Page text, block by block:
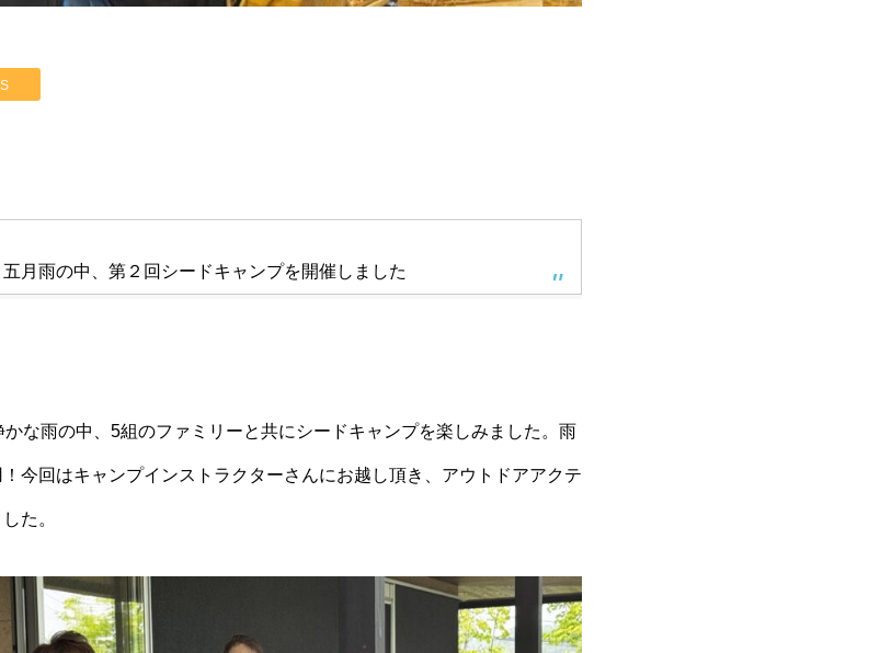
月雨の中、第２回シードキャンプを開催しました
な雨の中、5組のファミリーと共にシードキャンプを楽しみました。雨
今回はキャンプインストラクターさんにお越し頂き、アウトドアアクテ
た。